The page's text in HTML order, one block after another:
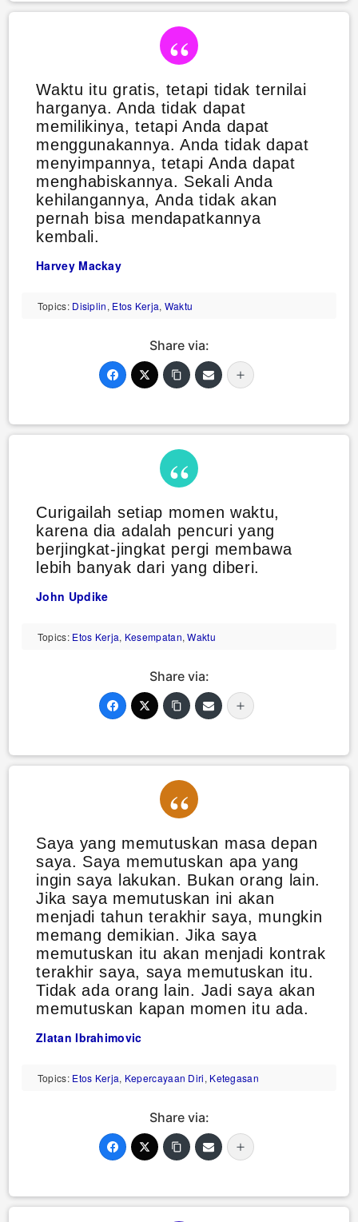
Waktu itu gratis, tetapi tidak ternilai
harganya. Anda tidak dapat
memilikinya, tetapi Anda dapat
menggunakannya. Anda tidak dapat
menyimpannya, tetapi Anda dapat
menghabiskannya. Sekali Anda
kehilangannya, Anda tidak akan
pernah bisa mendapatkannya
kembali.
Harvey Mackay
Topics: Disiplin, Etos Kerja, Waktu
Share via:
Curigailah setiap momen waktu,
karena dia adalah pencuri yang
berjingkat-jingkat pergi membawa
lebih banyak dari yang diberi.
John Updike
Topics: Etos Kerja, Kesempatan,Waktu
Share via:
Saya yang memutuskan masa depan
saya. Saya memutuskan apa yang
ingin saya lakukan. Bukan orang lain.
Jika saya memutuskan ini akan
menjadi tahun terakhir saya, mungkin
memang demikian. Jika saya
memutuskan itu akan menjadi kontrak
terakhir saya, saya memutuskan itu.
Tidak ada orang lain. Jadi saya akan
memutuskan kapan momen itu ada.
Zlatan Ibrahimovic
Topics: Etos Kerja, Kepercayaan Diri, Ketegasan
Share via: